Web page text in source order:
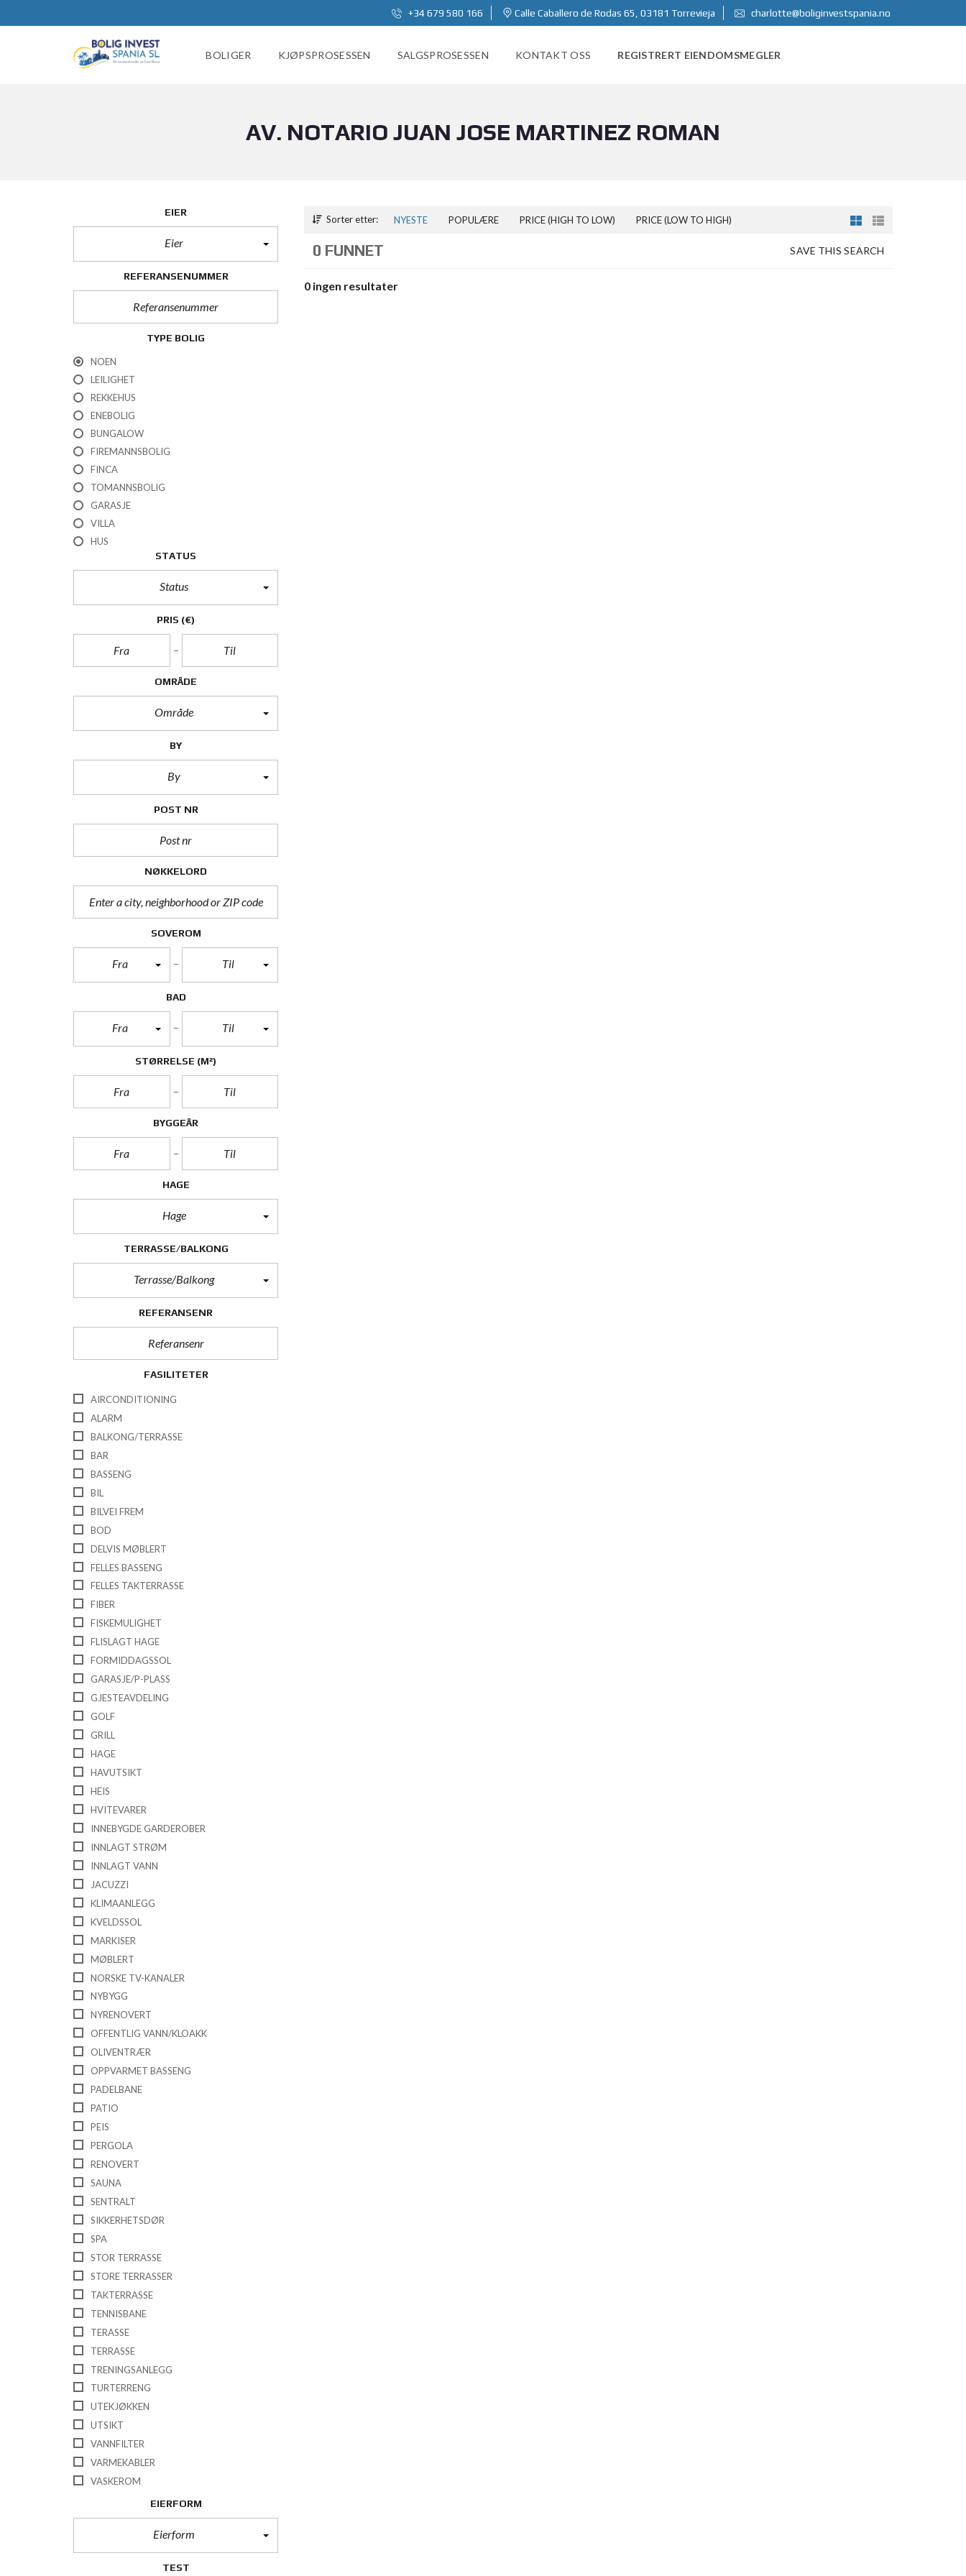
+34 679 580 166 Calle Caballero de Rodas 65, 03181 Torrevieja charlotte@boliginvestspania.no
BOLIGER KJØPSPROSESSEN SALGSPROSESSEN KONTAKT OSS REGISTRERT EIENDOMSMEGLER
AV. NOTARIO JUAN JOSE MARTINEZ ROMAN
EIER
Eier
REFERANSENUMMER
TYPE BOLIG
NOEN
LEILIGHET
REKKEHUS
ENEBOLIG
BUNGALOW
FIREMANNSBOLIG
FINCA
TOMANNSBOLIG
GARASJE
VILLA
HUS
STATUS
Status
PRIS (€)
OMRÅDE
Område
BY
By
POST NR
NØKKELORD
SOVEROM
Fra Til
BAD
Fra Til
STØRRELSE (M²)
BYGGEÅR
HAGE
Hage
TERRASSE/BALKONG
Terrasse/Balkong
REFERANSENR
FASILITETER
AIRCONDITIONING
ALARM
BALKONG/TERRASSE
BAR
BASSENG
BIL
BILVEI FREM
BOD
DELVIS MØBLERT
FELLES BASSENG
FELLES TAKTERRASSE
FIBER
FISKEMULIGHET
FLISLAGT HAGE
FORMIDDAGSSOL
GARASJE/P-PLASS
GJESTEAVDELING
GOLF
GRILL
HAGE
HAVUTSIKT
HEIS
HVITEVARER
INNEBYGDE GARDEROBER
INNLAGT STRØM
INNLAGT VANN
JACUZZI
KLIMAANLEGG
KVELDSSOL
MARKISER
MØBLERT
NORSKE TV-KANALER
NYBYGG
NYRENOVERT
OFFENTLIG VANN/KLOAKK
OLIVENTRÆR
OPPVARMET BASSENG
PADELBANE
PATIO
PEIS
PERGOLA
RENOVERT
SAUNA
SENTRALT
SIKKERHETSDØR
SPA
STOR TERRASSE
STORE TERRASSER
TAKTERRASSE
TENNISBANE
TERASSE
TERRASSE
TRENINGSANLEGG
TURTERRENG
UTEKJØKKEN
UTSIKT
VANNFILTER
VARMEKABLER
VASKEROM
EIERFORM
Eierform
TEST
Sorter etter: NYESTE POPULÆRE PRICE (HIGH TO LOW) PRICE (LOW TO HIGH)
SAVE THIS SEARCH
0 FUNNET
0 ingen resultater